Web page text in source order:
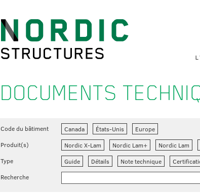
DOCUMENTS
Code du bâtiment Canada États-Unis
Europe
Produit(s)
Nordic X-Lam Nordic Lam+ Nordic Lam
Type
Guide Détails Note technique
Recherche